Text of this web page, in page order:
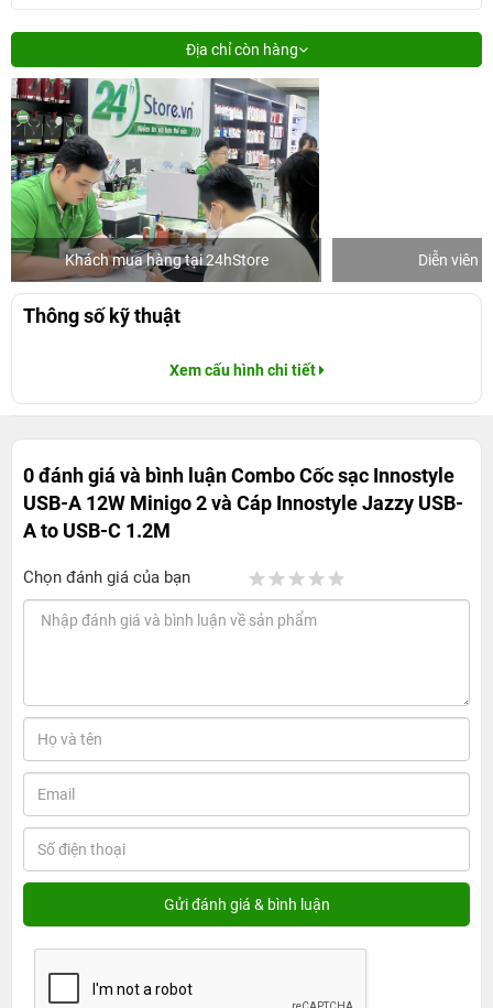
Địa chỉ còn hàng
Khách mua hàng tại 24hStore Diễn viên
Thông số kỹ thuật
Xem cấu hình chi tiết
0 đánh giá và bình luậnCombo Cốc sạc Innostyle
USB-A 12W Minigo 2 và Cáp Innostyle Jazzy USB-
A to USB-C 1.2M
Chọn đánh giá của bạn